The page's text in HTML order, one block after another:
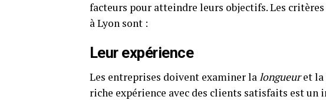
facteurs pour atteindre leurs objectifs. Les
à Lyon sont :
Leur expérience
Les entreprises doivent examiner lalongueuret la
riche expérience avec des clients satisfaits est un